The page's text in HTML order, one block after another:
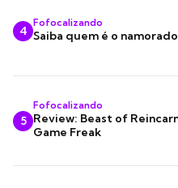
4
Fofocalizando
Saiba quem é o
5
Fofocalizando
Review: Beast of
Game Freak